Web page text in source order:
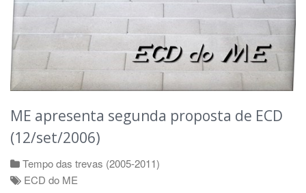
ME apresenta segunda proposta de ECD
(12/set/2006)
Tempo das trevas (2005-2011)
ECD do ME